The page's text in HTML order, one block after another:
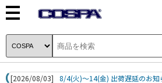
[2026/08/03]
8/4(火)～14(金) 出荷遅延のお知